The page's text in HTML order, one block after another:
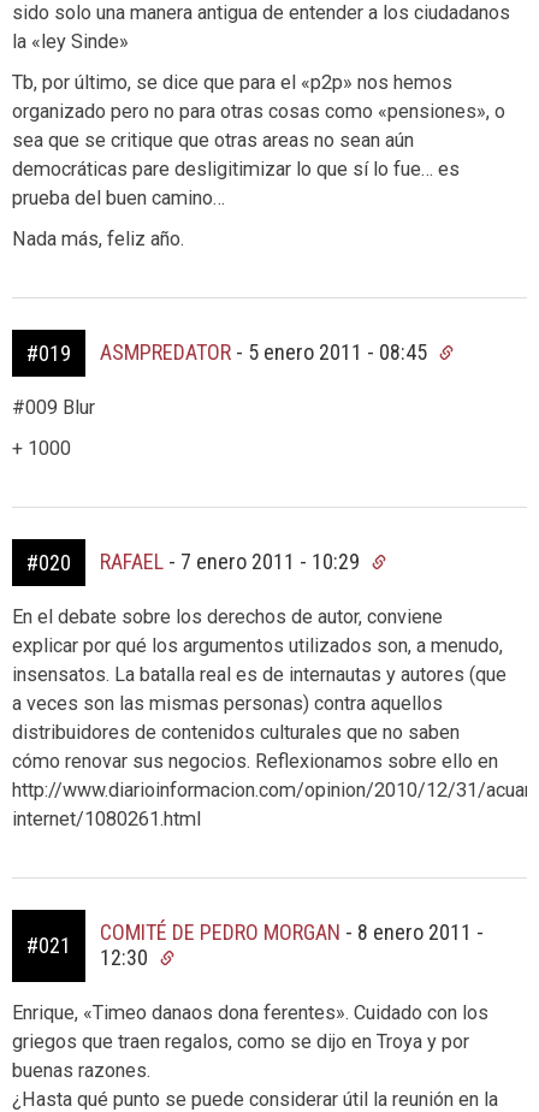
sido solo una manera antigua de entender a los ciudadanos
la «ley Sinde»
Tb, por último, se dice que para el «p2p» nos hemos
organizado pero no para otras cosas como «pensiones», o
sea que se critique que otras areas no sean aún
democráticas pare desligitimizar lo que sí lo fue… es
prueba del buen camino…
Nada más, feliz año.
#019 ASMPREDATOR - 5 enero 2011 - 08:45
#009 Blur
+ 1000
#020 RAFAEL - 7 enero 2011 - 10:29
En el debate sobre los derechos de autor, conviene
explicar por qué los argumentos utilizados son, a menudo,
insensatos. La batalla real es de internautas y autores (que
a veces son las mismas personas) contra aquellos
distribuidores de contenidos culturales que no saben
cómo renovar sus negocios. Reflexionamos sobre ello en
http://www.diarioinformacion.com/opinion/2010/12/31/
internet/1080261.html
#021
COMITÉ DE PEDRO MORGAN - 8 enero 2011 -
12:30
Enrique, «Timeo danaos dona ferentes». Cuidado con los
griegos que traen regalos, como se dijo en Troya y por
buenas razones.
¿Hasta qué punto se puede considerar útil la reunión en la